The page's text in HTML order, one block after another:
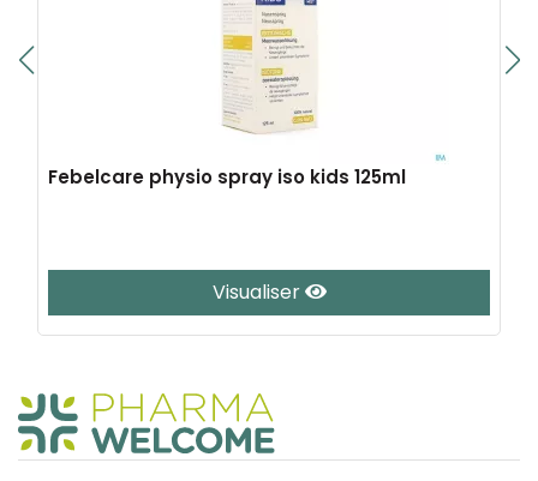
Febelcare physio spray iso kids 125ml
Visualiser